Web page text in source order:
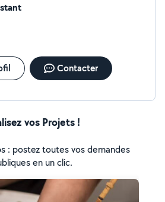
pas je fait pas
Contacter
vos Projets !
: postez toutes vos demandes
en un clic.